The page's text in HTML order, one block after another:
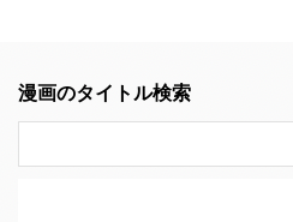
漫画のタイトル検索